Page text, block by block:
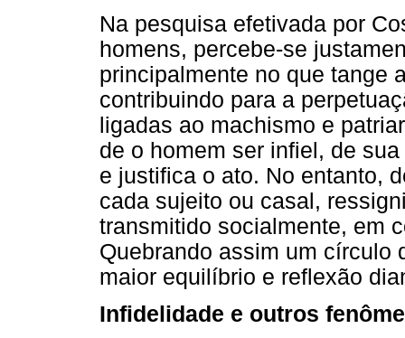
Na pesquisa efetivada por
homens, percebe-se
principalmente no que tange
contribuindo para a
ligadas ao machismo e
de o homem ser infiel, de
e justifica o ato. No entanto,
cada sujeito ou casal,
transmitido socialmente, em
Quebrando assim um círculo
maior equilíbrio e reflexão
Infidelidade e outros